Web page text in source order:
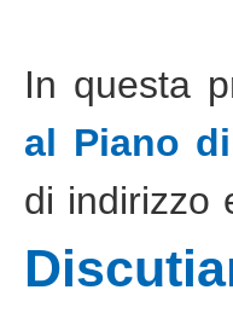
In questa
al Piano
di indirizzo